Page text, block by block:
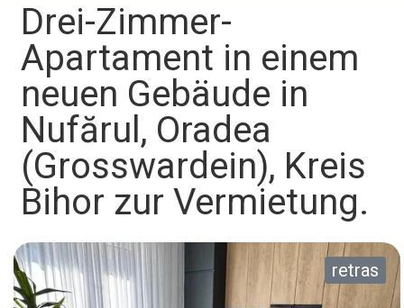
Drei-Zimmer-
Apartament in einem
neuen Gebäude in
Nufărul, Oradea
(Grosswardein), Kreis
Bihor zur Vermietung.
retras